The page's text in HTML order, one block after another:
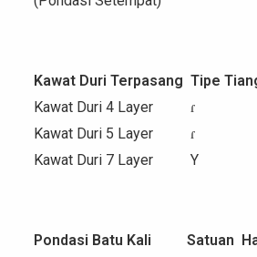
Kawat Duri Terpasang Tipe
Kawat Duri 4 Layer
ɾ
Kawat Duri 5 Layer
ɾ
Kawat Duri 7 Layer
Y
Pondasi Batu Kali Satuan